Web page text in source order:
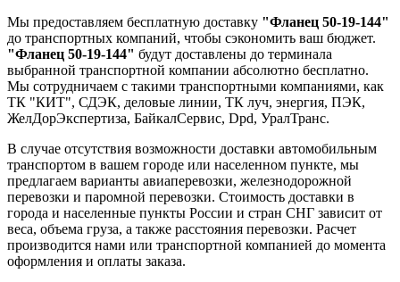
Мы предоставляем бесплатную доставку "Фланец 50-19-144"
до транспортных компаний, чтобы сэкономить ваш бюджет.
"Фланец 50-19-144" будут доставлены до терминала
выбранной транспортной компании абсолютно бесплатно.
Мы сотрудничаем с такими транспортными компаниями, как
ТК "КИТ", СДЭК, деловые линии, ТК луч, энергия, ПЭК,
ЖелДорЭкспертиза, БайкалСервис, Dpd, УралТранс.
В случае отсутствия возможности доставки автомобильным
транспортом в вашем городе или населенном пункте, мы
предлагаем варианты авиаперевозки, железнодорожной
перевозки и паромной перевозки. Стоимость доставки в
города и населенные пункты России и стран СНГ зависит от
веса, объема груза, а также расстояния перевозки. Расчет
производится нами или транспортной компанией до момента
оформления и оплаты заказа.